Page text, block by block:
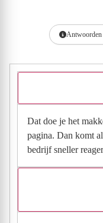
Dat doe je het
pagina. Dan komt
bedrijf sneller